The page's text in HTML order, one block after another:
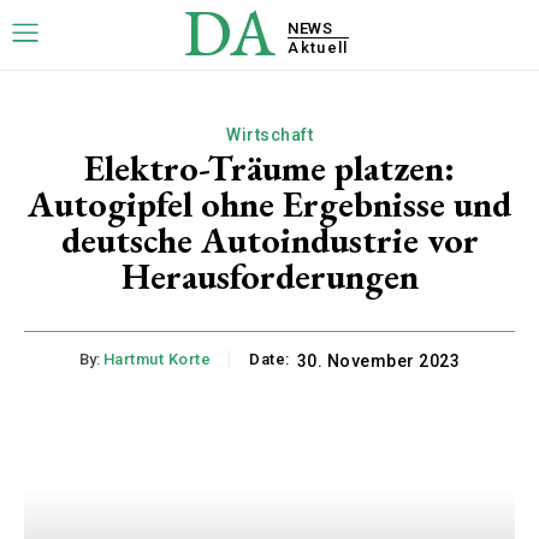
DA
NEWS
Aktuell
Wirtschaft
Elektro-Träume platzen:
Autogipfel ohne Ergebnisse und
deutsche Autoindustrie vor
Herausforderungen
By: Hartmut Korte Date: 30. November 2023